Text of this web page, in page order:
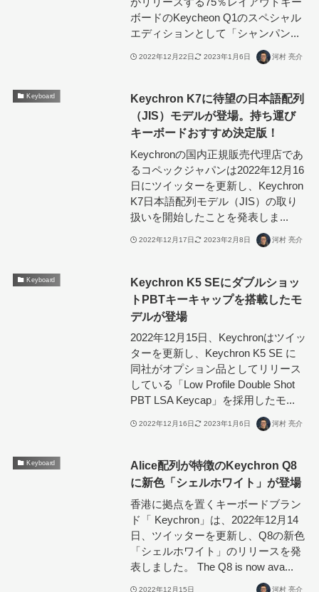
ボードのKeycheon Q1のスペシャル
エディションとして「シャンパン...
2022年12月22日 2023年1月6日 河村 亮介
Keyboard
Keychron K7に待望の日本語配列
（JIS）モデルが登場。持ち運び
キーボードおすすめ決定版！
Keychronの国内正規販売代理店であ
るコペックジャパンは2022年12月16
日にツイッターを更新し、Keychron
K7日本語配列モデル（JIS）の取り
扱いを開始したことを発表しま...
2022年12月17日 2023年2月8日 河村 亮介
Keyboard
Keychron K5 SEにダブルショッ
トPBTキーキャップを搭載したモ
デルが登場
2022年12月15日、Keychronはツイッ
ターを更新し、Keychron K5 SE に
同社がオプション品としてリリース
している「Low Profile Double Shot
PBT LSA Keycap」を採用したモ...
2022年12月16日 2023年1月6日 河村 亮介
Keyboard
Alice配列が特徴のKeychron Q8
に新色「シェルホワイト」が登場
香港に拠点を置くキーボードブラン
ド「 Keychron」は、2022年12月14
日、ツイッターを更新し、Q8の新色
「シェルホワイト」のリリースを発
表しました。 The Q8 is now ava...
2022年12月15日 河村 亮介